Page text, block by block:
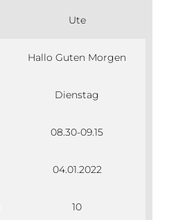
Ute
Hallo Guten Morgen
Dienstag
08.30-09.15
04.01.2022
10